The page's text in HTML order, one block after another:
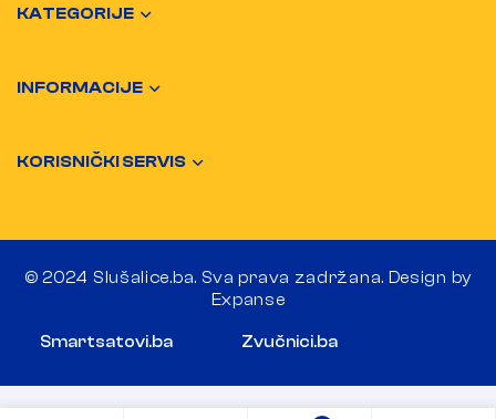
KATEGORIJE
INFORMACIJE
KORISNIČKI SERVIS
© 2024 Slušalice.ba. Sva prava zadržana. Design by
Expanse
Smartsatovi.ba Zvučnici.ba